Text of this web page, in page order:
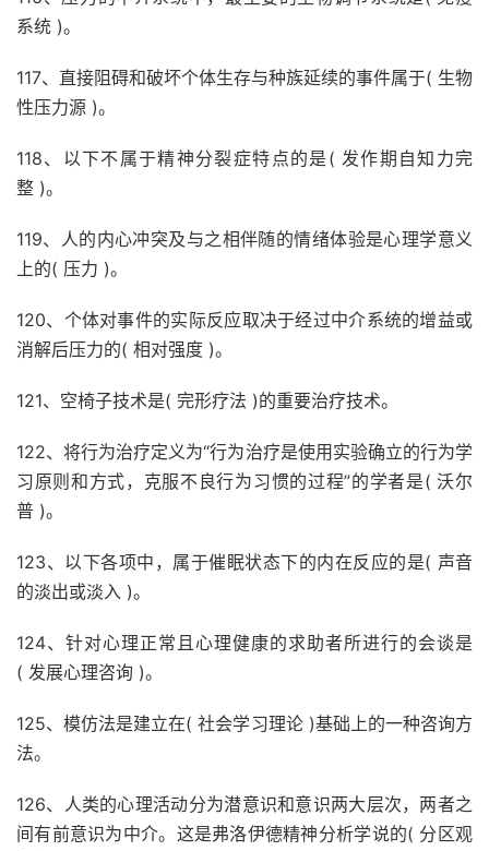
系统 )。
117、直接阻碍和破坏个体生存与种族延续的事件属于( 生物
性压力源 )。
118、以下不属于精神分裂症特点的是( 发作期自知力完
整 )。
119、人的内心冲突及与之相伴随的情绪体验是心理学意义
上的( 压力 )。
120、个体对事件的实际反应取决于经过中介系统的增益或
消解后压力的( 相对强度 )。
121、空椅子技术是( 完形疗法 )的重要治疗技术。
122、将行为治疗定义为“行为治疗是使用实验确立的行为学
习原则和方式，克服不良行为习惯的过程”的学者是( 沃尔
普 )。
123、以下各项中，属于催眠状态下的内在反应的是( 声音
的淡出或淡入 )。
124、针对心理正常且心理健康的求助者所进行的会谈是
( 发展心理咨询 )。
125、模仿法是建立在( 社会学习理论 )基础上的一种咨询方
法。
126、人类的心理活动分为潜意识和意识两大层次，两者之
间有前意识为中介。这是弗洛伊德精神分析学说的( 分区观